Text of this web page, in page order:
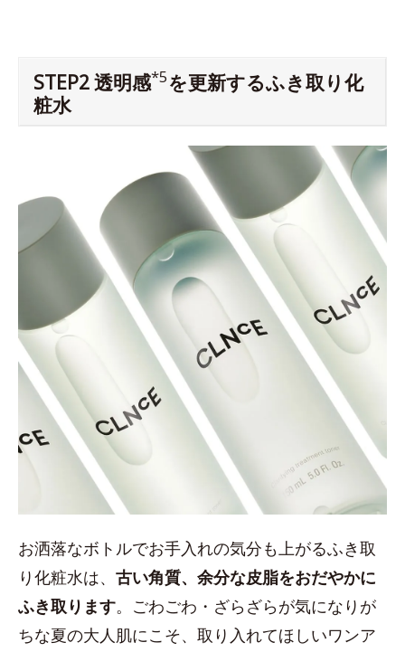
STEP2 透明感*5を更新するふき取り化
粧水
お洒落なボトルでお手入れの気分も上がるふき取
り化粧水は、 古い角質、余分な皮脂をおだやかに
ふき取ります。ごわごわ・ざらざらが気になりが
ちな夏の大人肌にこそ、取り入れてほしいワンア